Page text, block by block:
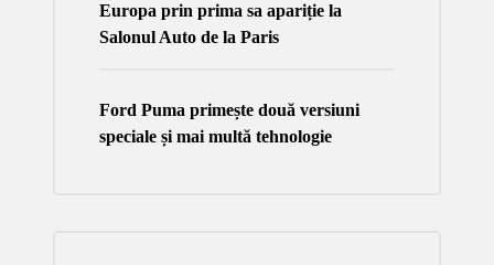
Europa prin prima sa apariție la
Salonul Auto de la Paris
Ford Puma primește două versiuni
speciale și mai multă tehnologie